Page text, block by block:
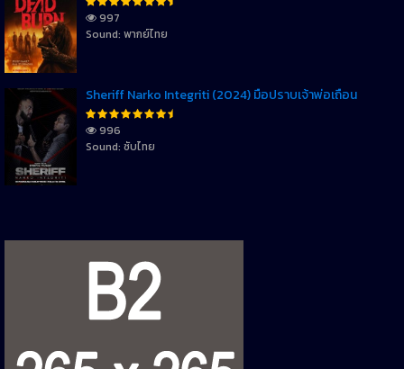
997
Sound: พากย์ไทย
Sheriff Narko Integriti (2024) มือปราบเจ้าพ่อเถื่อน
996
Sound: ซับไทย